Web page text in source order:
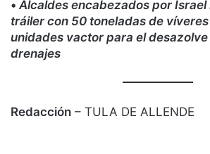
• Alcaldes encabezados por Israel
tráiler con 50 toneladas de
unidades vactor para el
drenajes
Redacción – TULA DE ALLENDE